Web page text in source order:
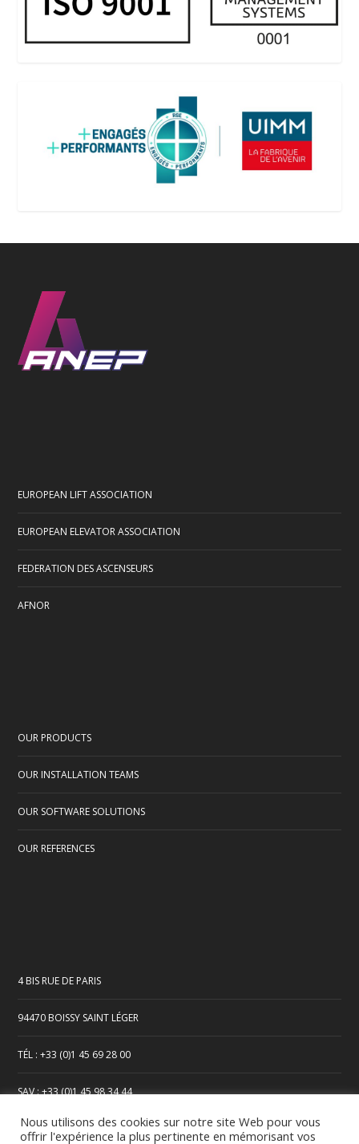
EUROPEAN LIFT ASSOCIATION
EUROPEAN ELEVATOR ASSOCIATION
FEDERATION DES ASCENSEURS
AFNOR
OUR PRODUCTS
OUR INSTALLATION TEAMS
OUR SOFTWARE SOLUTIONS
OUR REFERENCES
4 BIS RUE DE PARIS
94470 BOISSY SAINT LÉGER
TÉL : +33 (0)1 45 69 28 00
SAV : +33 (0)1 45 98 34 44
Nous utilisons des cookies sur notre site Web pour vous
offrir l'expérience la plus pertinente en mémorisant vos